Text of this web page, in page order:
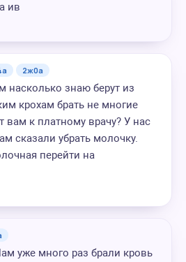
ив
2ж0а
насколько знаю берут из
крохам брать не многие
вам к платному врачу? У нас
сказали убрать молочку.
перейти на
уже много раз брали кровь